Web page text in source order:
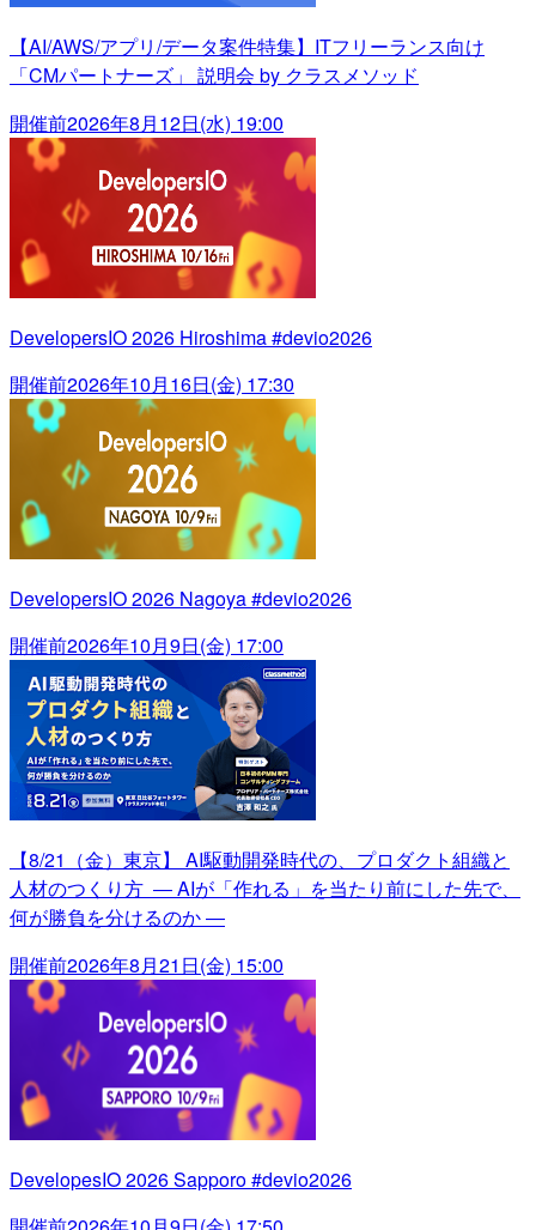
【AI/AWS/アプリ/データ案件特集】ITフリーランス向け
「CMパートナーズ」 説明会 by クラスメソッド
開催前2026年8月12日(水) 19:00
DevelopersIO 2026 Hiroshima #devio2026
開催前2026年10月16日(金) 17:30
DevelopersIO 2026 Nagoya #devio2026
開催前2026年10月9日(金) 17:00
【8/21（金）東京】 AI駆動開発時代の、プロダクト組織と
人材のつくり方 ― AIが「作れる」を当たり前にした先で、
何が勝負を分けるのか ―
開催前2026年8月21日(金) 15:00
DevelopesIO 2026 Sapporo #devio2026